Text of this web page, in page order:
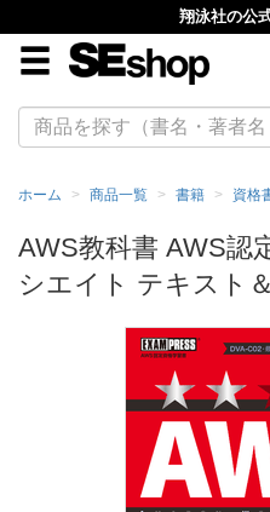
翔泳社の公
ホーム 商品一覧 書籍 資格
AWS教科書 AWS認
シエイト テキスト